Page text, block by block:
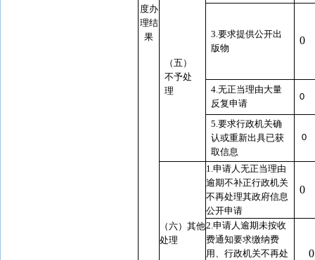
度办
理结
果
（五）
不予处
理
3.要求提供公开出
版物
0
4.无正当理由大量
反复申请
0
5.要求行政机关确
认或重新出具已获
取信息
0
（六）其他
处理
1.申请人无正当理由
逾期不补正行政机关
不再处理其政府信息
公开申请
0
2.申请人逾期未按收
费通知要求缴纳费
用、行政机关不再处
0